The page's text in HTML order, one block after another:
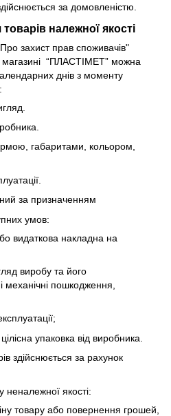
за домовленістю.
належної якості
захист прав споживачів"
магазині “ПЛАСТІМЕТ” можна
днів з моменту
габаритами, кольором,
за призначенням
умов:
видаткова накладна на
виробу та його
механічні пошкодження,
упаковка від виробника.
здійснюється за рахунок
якості:
товару або повернення грошей,